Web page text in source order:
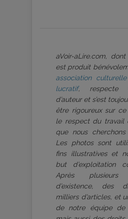
aVoir-aLire.com,
est produit
association
lucratif, respecte
d’auteur et s’est
être rigoureux sur
le respect du travail
que nous cherchons
Les photos sont
fins illustratives et
but d’exploitation
Après plusieurs
d’existence, des
milliers d’articles, et
de notre équipe de